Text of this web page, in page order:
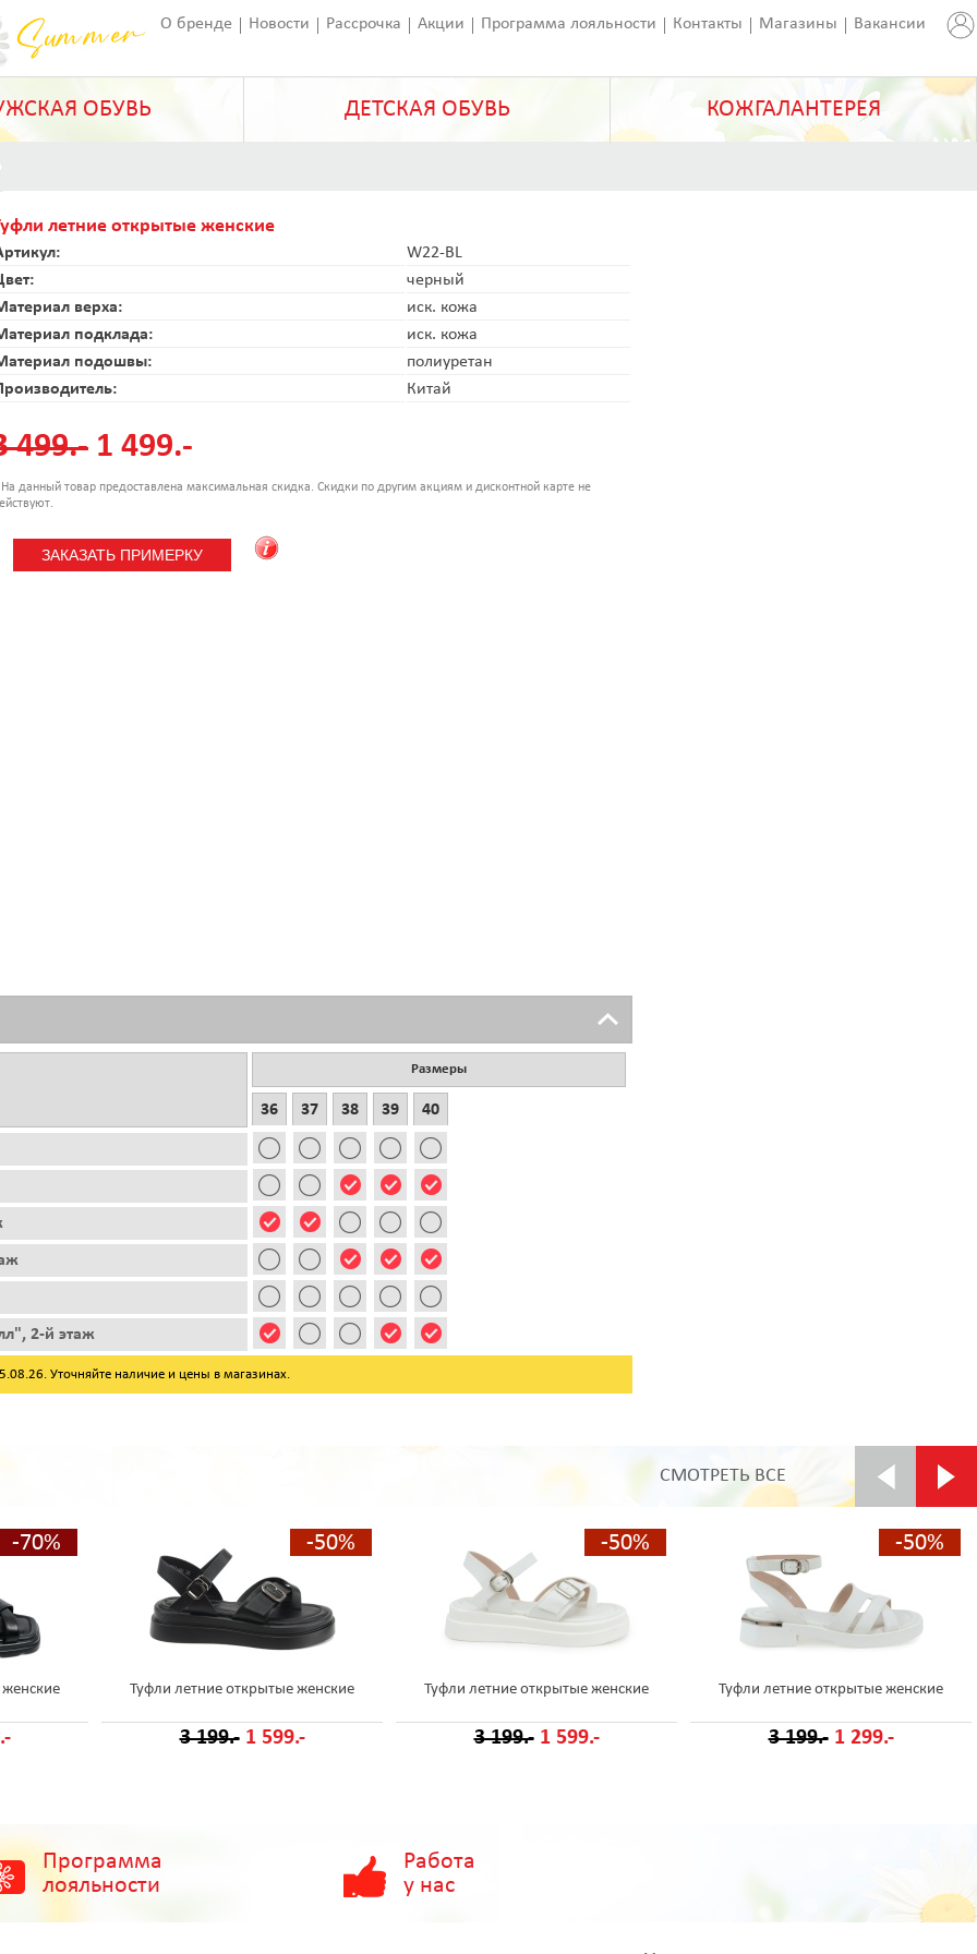
О бренде Новости Рассрочка Акции Программа лояльности Контакты Магазины Вакансии
ОБУВЬ ДЕТСКАЯ ОБУВЬ КОЖГАЛАНТЕРЕЯ
летние открытые женские
W22-BL
черный
верха:
иск. кожа
подклада:
иск. кожа
подошвы:
полиуретан
Китай
499.- 1 499.-
данный товар предоставлена максимальная скидка. Скидки по другим акциям и дисконтной карте не
2-й этаж
Размеры
36 37 38 39 40
Уточняйте наличие и цены в магазинах.
СМОТРЕТЬ ВСЕ
-70% -50%
Туфли летние открытые женские
3 199.- 1 599.-
-50%
Туфли летние открытые женские
3 199.- 1 599.-
-50%
Туфли летние открытые женские
3 199.- 1 299.-
Программа
лояльности
Работа
у нас